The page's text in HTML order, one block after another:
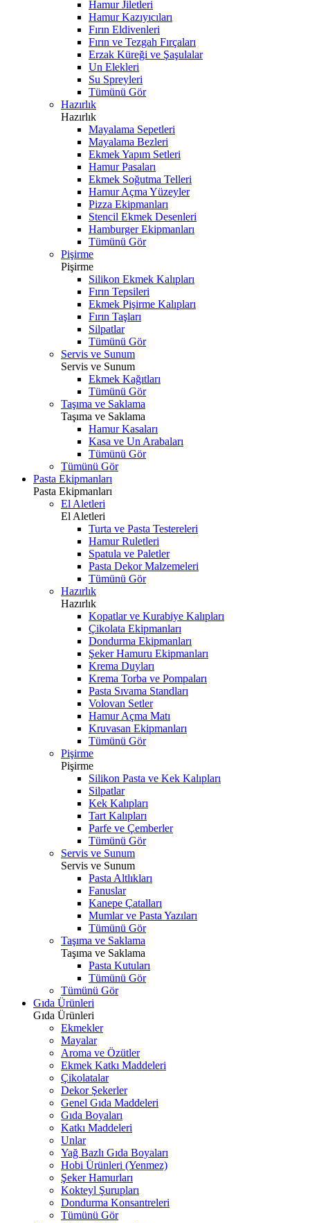
Hamur Jiletleri
Hamur Kazıyıcıları
Fırın Eldivenleri
Fırın ve Tezgah Fırçaları
Erzak Küreği ve Şaşulalar
Un Elekleri
Su Spreyleri
Tümünü Gör
Hazırlık
Hazırlık
Mayalama Sepetleri
Mayalama Bezleri
Ekmek Yapım Setleri
Hamur Pasaları
Ekmek Soğutma Telleri
Hamur Açma Yüzeyler
Pizza Ekipmanları
Stencil Ekmek Desenleri
Hamburger Ekipmanları
Tümünü Gör
Pişirme
Pişirme
Silikon Ekmek Kalıpları
Fırın Tepsileri
Ekmek Pişirme Kalıpları
Fırın Taşları
Silpatlar
Tümünü Gör
Servis ve Sunum
Servis ve Sunum
Ekmek Kağıtları
Tümünü Gör
Taşıma ve Saklama
Taşıma ve Saklama
Hamur Kasaları
Kasa ve Un Arabaları
Tümünü Gör
Tümünü Gör
Pasta Ekipmanları
Pasta Ekipmanları
El Aletleri
El Aletleri
Turta ve Pasta Testereleri
Hamur Ruletleri
Spatula ve Paletler
Pasta Dekor Malzemeleri
Tümünü Gör
Hazırlık
Hazırlık
Kopatlar ve Kurabiye Kalıpları
Çikolata Ekipmanları
Dondurma Ekipmanları
Şeker Hamuru Ekipmanları
Krema Duyları
Krema Torba ve Pompaları
Pasta Sıvama Standları
Volovan Setler
Hamur Açma Matı
Kruvasan Ekipmanları
Tümünü Gör
Pişirme
Pişirme
Silikon Pasta ve Kek Kalıpları
Silpatlar
Kek Kalıpları
Tart Kalıpları
Parfe ve Çemberler
Tümünü Gör
Servis ve Sunum
Servis ve Sunum
Pasta Altlıkları
Fanuslar
Kanepe Çatalları
Mumlar ve Pasta Yazıları
Tümünü Gör
Taşıma ve Saklama
Taşıma ve Saklama
Pasta Kutuları
Tümünü Gör
Tümünü Gör
Gıda Ürünleri
Gıda Ürünleri
Ekmekler
Mayalar
Aroma ve Özütler
Ekmek Katkı Maddeleri
Çikolatalar
Dekor Şekerler
Genel Gıda Maddeleri
Gıda Boyaları
Katkı Maddeleri
Unlar
Yağ Bazlı Gıda Boyaları
Hobi Ürünleri (Yenmez)
Şeker Hamurları
Kokteyl Şurupları
Dondurma Konsantreleri
Tümünü Gör